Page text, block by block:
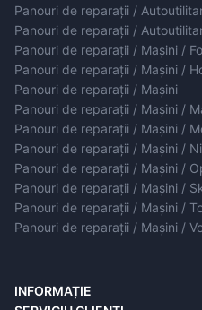
Panouri de reparații /
Panouri de reparații /
Panouri de reparații / Mașini /
Panouri de reparații / Mașini /
Panouri de reparații / Mașini
Panouri de reparații / Mașini /
Panouri de reparații / Mașini /
Panouri de reparații / Mașini /
Panouri de reparații / Mașini /
Panouri de reparații / Mașini /
Panouri de reparații / Mașini /
Panouri de reparații / Mașini /
INFORMAȚIE